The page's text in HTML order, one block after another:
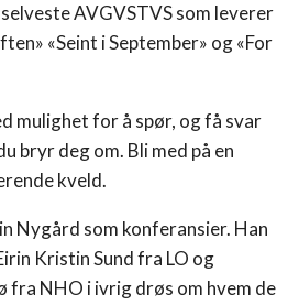
Om oss
Utleie
Sponsorer
AVGVSTVS som leverer
«Seint i September» og «For
mulighet for å spør, og få svar
bryr deg om. Bli med på en
kveld.
Nygård som konferansier. Han
Kristin Sund fra LO og
fra NHO i ivrig drøs om hvem de